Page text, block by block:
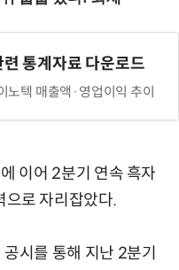
련 통계자료 다운로드
노텍 매출액·영업이익 추이
이어 2분기 연속 흑자
으로 자리잡았다.
시를 통해 지난 2분기